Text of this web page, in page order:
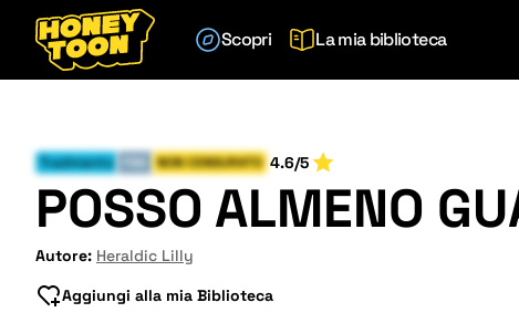
Scopri La mia biblioteca
Tradimento NON CENSURATO 4.6/5
POSSO ALMENO
Autore: Heraldic Lilly
Aggiungi alla mia Biblioteca